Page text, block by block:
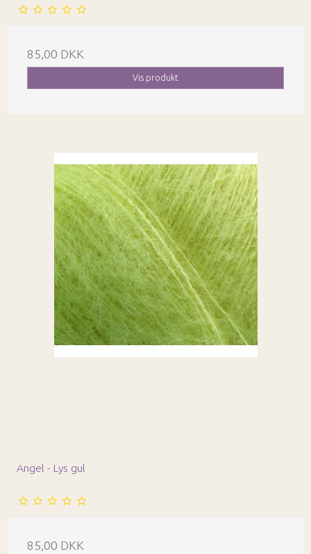
85,00 DKK
Vis produkt
Angel - Lys gul
85,00 DKK